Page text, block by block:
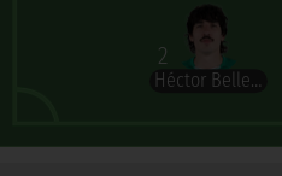
2
Héctor Bellerín